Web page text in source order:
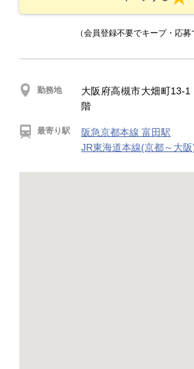
（会員登録不要でキープ・応募
勤務地
大阪府高槻市大畑町13-
階
最寄り駅
阪急京都本線 富田駅
JR東海道本線(京都～大